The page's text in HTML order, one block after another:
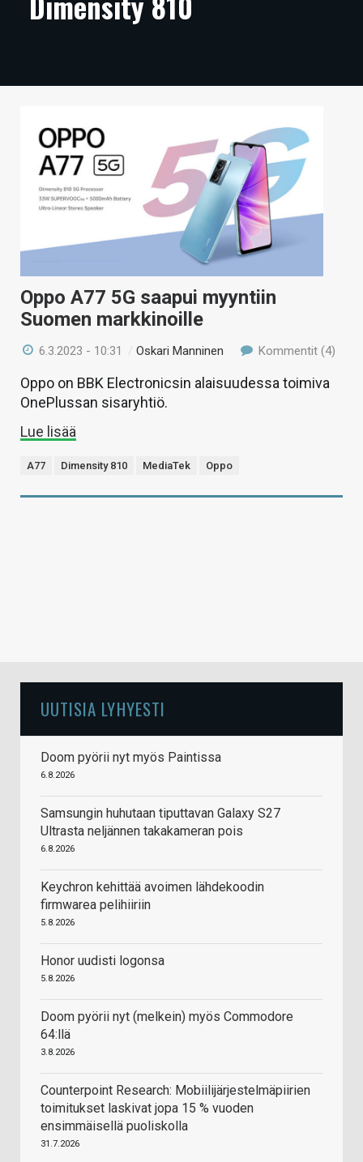
ARTIKKELIT
TECHBBS
TIETOA
HINTA.FI
KAUPPA
HAKU
Oppo A77 5G saapui myyntiin
Suomen markkinoille
6.3.2023 - 10:31 /Oskari Manninen Kommentit (4)
Oppo on BBK Electronicsin alaisuudessa toimiva
OnePlussan sisaryhtiö.
Lue lisää
A77 Dimensity 810 MediaTek Oppo
UUTISIA LYHYESTI
Doom pyörii nyt myös Paintissa
6.8.2026
Samsungin huhutaan tiputtavan Galaxy S27
Ultrasta neljännen takakameran pois
6.8.2026
Keychron kehittää avoimen lähdekoodin
firmwarea pelihiiriin
5.8.2026
Honor uudisti logonsa
5.8.2026
Doom pyörii nyt (melkein) myös Commodore
64:llä
3.8.2026
Counterpoint Research: Mobiilijärjestelmäpiirien
toimitukset laskivat jopa 15 % vuoden
ensimmäisellä puoliskolla
31.7.2026